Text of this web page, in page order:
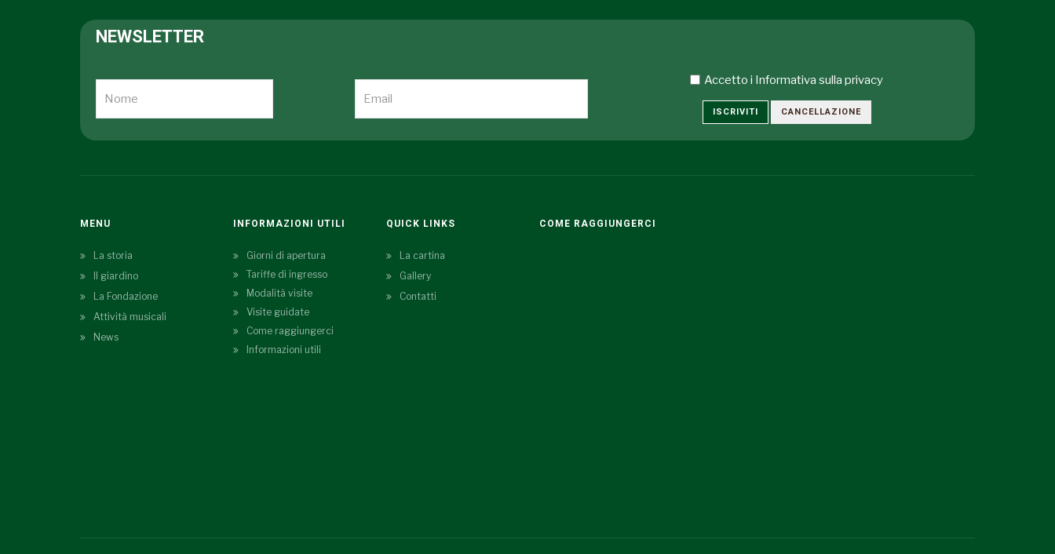
NEWSLETTER
Accetto i Informativa sulla privacy
ISCRIVITI CANCELLAZIONE
MENU
La storia
Il giardino
La Fondazione
Attività musicali
News
INFORMAZIONI UTILI
Giorni di apertura
Tariffe di ingresso
Modalità visite
Visite guidate
Come raggiungerci
Informazioni utili
QUICK LINKS
La cartina
Gallery
Contatti
COME RAGGIUNGERCI